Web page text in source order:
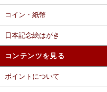
コイン・紙幣
日本記念絵はがき
コンテンツを見る
ポイントについて